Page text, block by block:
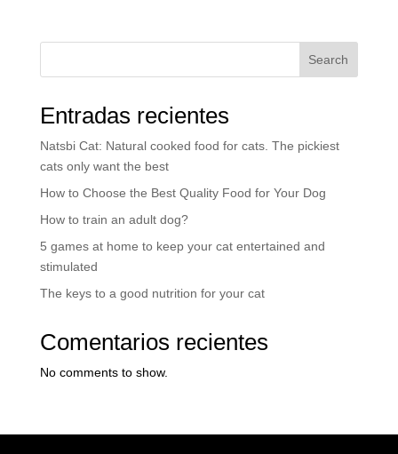
Search
Entradas recientes
Natsbi Cat: Natural cooked food for cats. The pickiest
cats only want the best
How to Choose the Best Quality Food for Your Dog
How to train an adult dog?
5 games at home to keep your cat entertained and
stimulated
The keys to a good nutrition for your cat
Comentarios recientes
No comments to show.